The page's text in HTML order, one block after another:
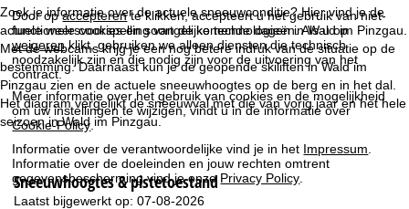
Door opaccepterente klikken, accepteert u het gebruik van niet-
functionele cookies en soortgelijke technologieën. Als u op
weigerenklikt, gebruiken we alleen diensten die technisch
noodzakelijk zijn en die nodig zijn voor de uitvoering van het
contract.
Meer informatie over het gebruik van cookies en de mogelijkheid
om uw instellingen te wijzigen, vindt u in de informatie over
Cookie-Policy.
Informatie over de verantwoordelijke vind je in het Impressum.
Informatie over de doeleinden en jouw rechten omtrent
gegevensbescherming vind je onze Privacy Policy.
r
t
p
a
g
i
Zoek je informatie over de actuele sneeuwconditie? Hier vind je de
actuele weersvoorspelling van de komende dagen in Wald im Pinzgau.
Met de webcams krijg je een nog betere indruk van de situatie op de
bestemming. Daarnaast kun je de geopende skiliften in Wald im
Pinzgau zien en de actuele sneeuwhoogtes op de berg en in het dal.
Het diagram vergelijkt de sneeuwval met die van vorig jaar en het hele
seizoen in Wald im Pinzgau.
Sneeuwhoogtes & pistetoestand
Laatst bijgewerkt op: 07-08-2026